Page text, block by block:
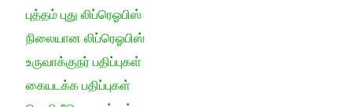
புத்தம் புது லிப்ரெஓபிஸ்
நிலையான லிப்ரெஓபிஸ்
உருவாக்குநர் பதிப்புகள்
கையடக்க பதிப்புகள்